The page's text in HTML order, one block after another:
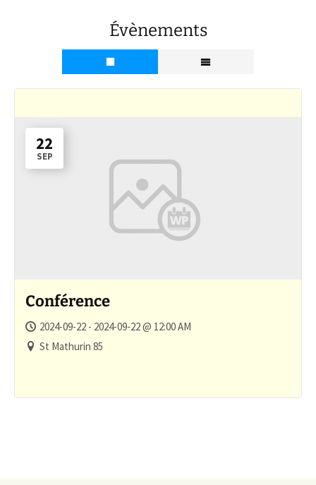
Évènements
22
SEP
Conférence
2024-09-22 - 2024-09-22 @ 12:00 AM
St Mathurin 85